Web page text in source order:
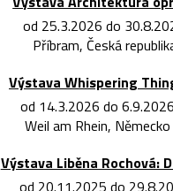
od 25.3.2026 do
Příbram, Česká
Výstava Whispering
od 14.3.2026 do 6.9.2026
Weil am Rhein, Německo
Výstava Liběna Rochová:
od 20.11.2025 do